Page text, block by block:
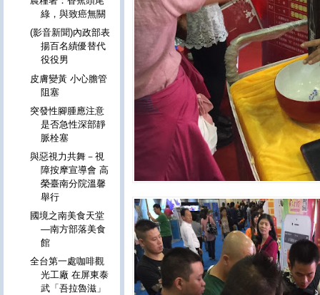
綠，與致癌無關
(影音新聞)內政部表
揚百名績優替代
役役男
皮膚變黃 小心膽管
阻塞
突發性腳腫應注意
是否急性深部靜
脈栓塞
與惡視力共舞－視
障按摩宣導會 高
榮臺南分院溫馨
舉行
國境之南美食天堂
—南方部落美食
館
全台第一處咖啡觀
光工廠 在屏東泰
武「吾拉魯滋」